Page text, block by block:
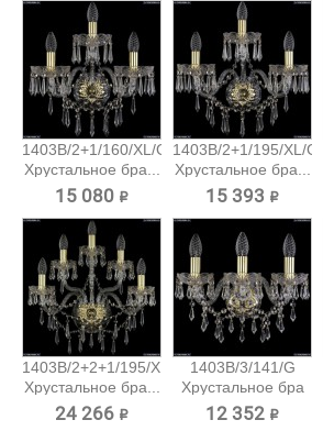
1403B/2+1/160/XL/G
Хрустальное бра...
15 080 ₽
1403B/2+1/195/XL/G
Хрустальное бра...
15 393 ₽
1403B/2+2+1/195/XL/G
Хрустальное бра...
24 266 ₽
1403B/3/141/G
Хрустальное бра
Bohemia...
12 352 ₽